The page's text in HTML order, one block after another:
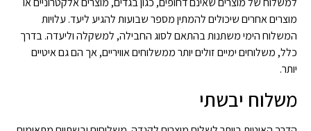
מוצרים אחרים שיכולים להמתין מספר שבועות להגיע ליעד. עלויות
המשלוח הימי משתנות בהתאם לסוג החבילה, למשקלה וליעדה. בדרך
כלל, משלוחים ימיים זולים יותר ממשלוחים אוויריים, אך הם גם איטיים
יותר.
משלוח יבשתי